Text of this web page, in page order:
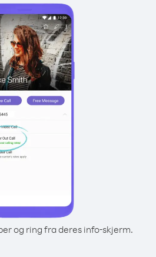
og ring fra deres info-skjerm.